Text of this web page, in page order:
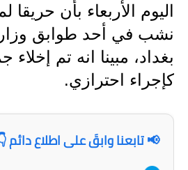
اليوم الأربعاء بأن
نشب في أحد طوابق
بغداد، مبينا انه تم
كإجراء احترازي.
📢 تابعنا وابقَ على اطلاع دائم